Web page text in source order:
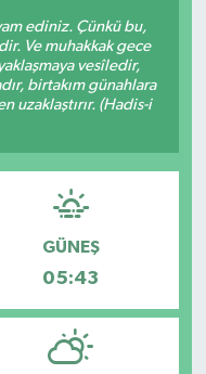
ediniz. Çünkü bu,
Ve muhakkak gece
vesîledir,
birtakım günahlara
uzaklaştırır. (Hadis-i
GÜNEŞ
05:43